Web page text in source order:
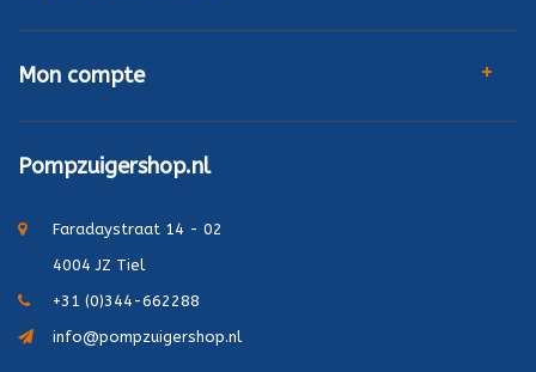
Mon compte
Pompzuigershop.nl
Faradaystraat 14 - 02
4004 JZ Tiel
+31 (0)344-662288
info@pompzuigershop.nl